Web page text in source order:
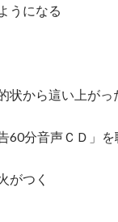
うになる
状から這い上がっ
60分音声ＣＤ」
がつく